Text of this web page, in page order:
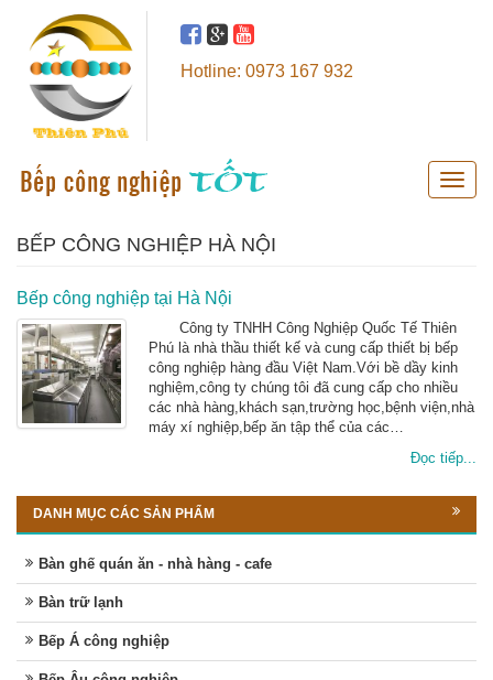
Hotline: 0973 167 932
Toggle
BẾP CÔNG NGHIỆP HÀ NỘI
Bếp công nghiệp tại Hà Nội
Công ty TNHH Công Nghiệp Quốc Tế Thiên
Phú là nhà thầu thiết kế và cung cấp thiết bị bếp
công nghiệp hàng đầu Việt Nam.Với bề dầy kinh
nghiệm,công ty chúng tôi đã cung cấp cho nhiều
các nhà hàng,khách sạn,trường học,bệnh viện,nhà
máy xí nghiệp,bếp ăn tập thể của các…
Đọc tiếp...
DANH MỤC CÁC SẢN PHẨM
Bàn ghế quán ăn - nhà hàng - cafe
Bàn trữ lạnh
Bếp Á công nghiệp